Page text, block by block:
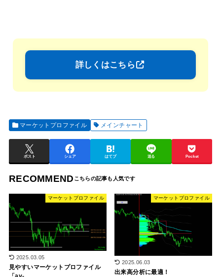
詳しくはこちら
マーケットプロファイル メインチャート
ポスト シェア はてブ 送る Pocket
RECOMMEND
マーケットプロファイル
2025.03.05
見やすいマーケットプロファイル
マーケットプロファイル
2025.06.03
出来高分析に最適！